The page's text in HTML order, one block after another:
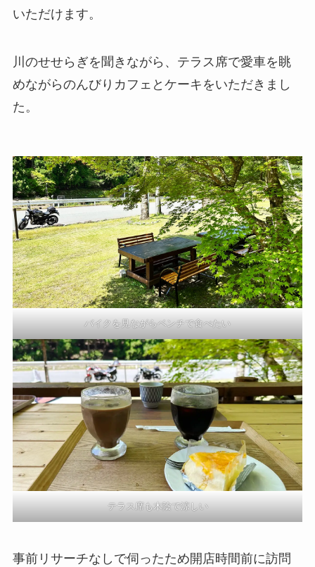
いただけます。
川のせせらぎを聞きながら、テラス席で愛車を眺
めながらのんびりカフェとケーキをいただきまし
た。
バイクを見ながらベンチで食べたい
テラス席も木陰で涼しい
事前リサーチなしで伺ったため開店時間前に訪問